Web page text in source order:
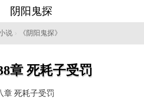
阴阳鬼探
说 › 《阴阳鬼探》
章 死耗子受罚
章 死耗子受罚